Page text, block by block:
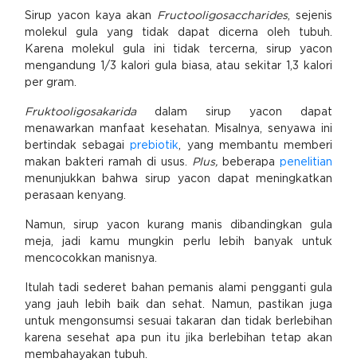
Sirup yacon kaya akan Fructooligosaccharides, sejenis
molekul gula yang tidak dapat dicerna oleh tubuh.
Karena molekul gula ini tidak tercerna, sirup yacon
mengandung 1/3 kalori gula biasa, atau sekitar 1,3 kalori
per gram.
Fruktooligosakarida dalam sirup yacon dapat
menawarkan manfaat kesehatan. Misalnya, senyawa ini
bertindak sebagaiprebiotik, yang membantu memberi
makan bakteri ramah di usus. Plus, beberapapenelitian
menunjukkan bahwa sirup yacon dapat meningkatkan
perasaan kenyang.
Namun, sirup yacon kurang manis dibandingkan gula
meja, jadi kamu mungkin perlu lebih banyak untuk
mencocokkan manisnya.
Itulah tadi sederet bahan pemanis alami pengganti gula
yang jauh lebih baik dan sehat. Namun, pastikan juga
untuk mengonsumsi sesuai takaran dan tidak berlebihan
karena sesehat apa pun itu jika berlebihan tetap akan
membahayakan tubuh.